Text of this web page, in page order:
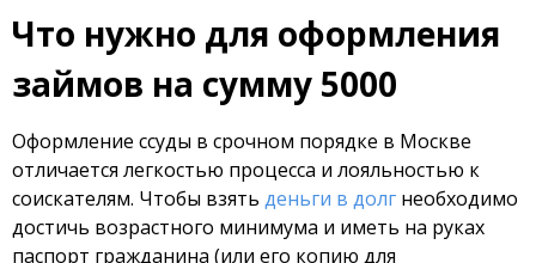
Что нужно для оформления
займов на сумму 5000
Оформление ссуды в срочном порядке в Москве
отличается легкостью процесса и лояльностью к
соискателям. Чтобы взять деньги в долг необходимо
достичь возрастного минимума и иметь на руках
паспорт гражданина (или его копию для